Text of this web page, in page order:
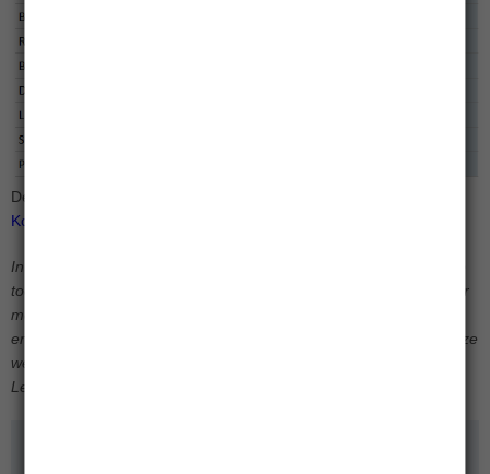
De actuele toe- en uittredingskosten vindt u op de pagina
Koersinformatie
In het verleden behaalde resultaten bieden geen garantie voor de
toekomst. Voor dit beleggingsfonds is een prospectus beschikbaar
met daarin meer informatie over het beleggingsbeleid, de kosten
en de risico’s. Het prospectus is te lezen en te downloaden op deze
website.
Lees het